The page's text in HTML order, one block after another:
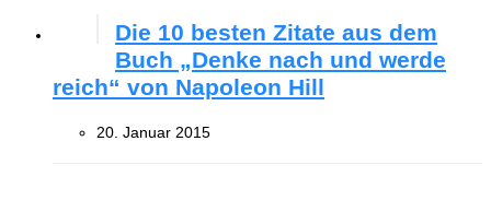
Die 10 besten Zitate aus dem
Buch „Denke nach und werde
reich“ von Napoleon Hill
20. Januar 2015